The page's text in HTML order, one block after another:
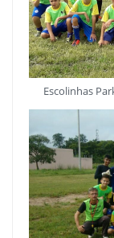
Escolinhas